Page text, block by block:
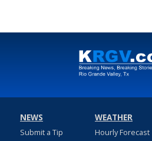
NEWS
Submit a Tip
WEATHER
Hourly Forecast